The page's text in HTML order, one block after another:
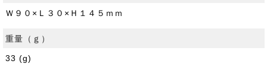
Ｗ９０×Ｌ３０×Ｈ１４５ｍｍ
重量（ｇ）
33 (g)